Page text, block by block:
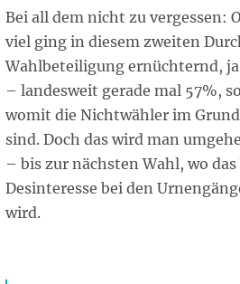
Bei all dem nicht zu vergessen:
viel ging in diesem zweiten
Wahlbeteiligung ernüchternd,
– landesweit gerade mal 57%,
womit die Nichtwähler im
sind. Doch das wird man
– bis zur nächsten Wahl, wo
Desinteresse bei den
wird.